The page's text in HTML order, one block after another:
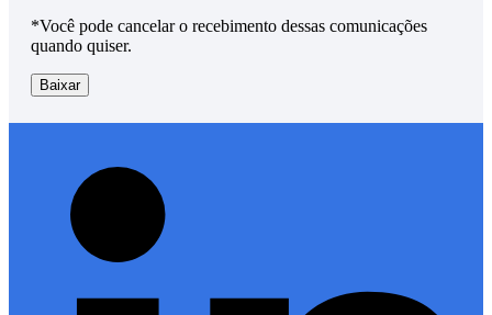
*Você pode cancelar o recebimento dessas comunicações
quando quiser.